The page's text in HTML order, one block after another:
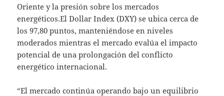
Oriente y la presión sobre los mercados
energéticos.El Dollar Index (DXY) se ubica cerca de
los 97,80 puntos, manteniéndose en niveles
moderados mientras el mercado evalúa el impacto
potencial de una prolongación del conflicto
energético internacional.
“El mercado continúa operando bajo un equilibrio